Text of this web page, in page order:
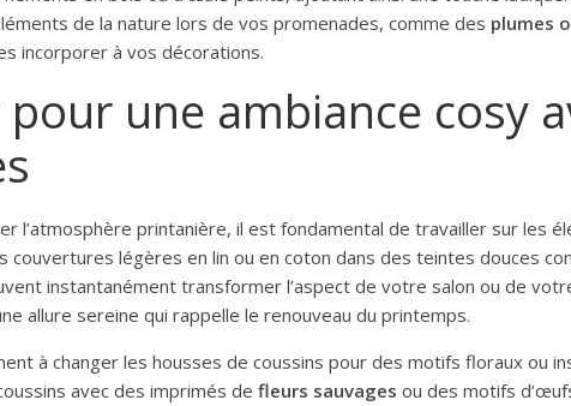
de la nature lors de vos promenades, comme des plumes
incorporer à vos décorations.
une ambiance cosy
l’atmosphère printanière, il est fondamental de travailler sur les
couvertures légères en lin ou en coton dans des teintes douces
instantanément transformer l’aspect de votre salon ou de
allure sereine qui rappelle le renouveau du printemps.
à changer les housses de coussins pour des motifs floraux ou
avec des imprimés de fleurs sauvages ou des motifs